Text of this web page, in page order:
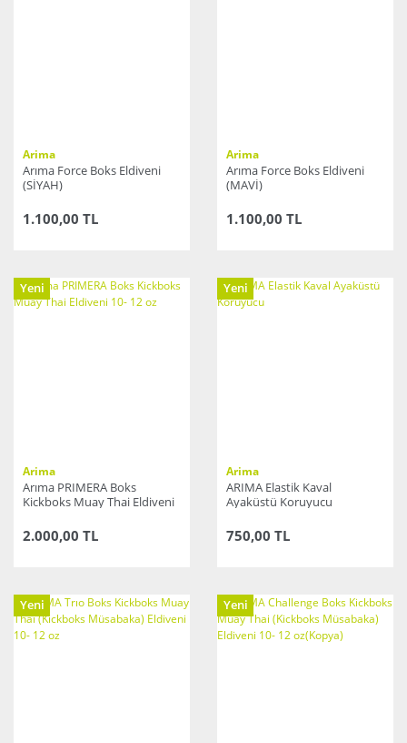
Arima
Arıma Force Boks Eldiveni
(SİYAH)
1.100,00 TL
Arima
Arıma Force Boks Eldiveni
(MAVİ)
1.100,00 TL
Yeni
Arima
Arıma PRIMERA Boks
Kickboks Muay Thai Eldiveni
2.000,00 TL
Yeni
Arima
ARIMA Elastik Kaval
Ayaküstü Koruyucu
750,00 TL
Yeni Yeni